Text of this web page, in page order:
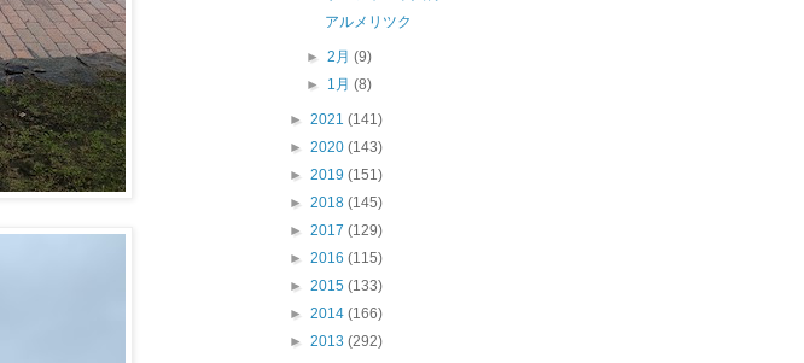
アルメリツク
►2月(9)
► 1月(8)
► 2021 (141)
► 2020 (143)
► 2019 (151)
► 2018 (145)
► 2017 (129)
► 2016 (115)
► 2015 (133)
► 2014 (166)
► 2013 (292)